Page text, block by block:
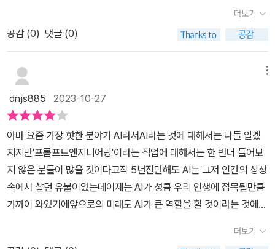
확실히 근본적으로 이해할 수 있는 책이라는 것을 알 수 있다. 프롬프
트 엔지니어링 개론? 교과서 그런 느낌도 든다. 어찌 됐든 '프롬프트
인공지능의 한계와 가능성에 대해 이야기하게 되었고, 새로운 산업이
인공지능을 중심으로 형성되었다.모든 것을 알고 있을 것만 같았던
인공지능이 마치 사실인것처럼 잘못된 대답해주는 사례들이 발견되
기 시작했고 미디어를 통해 때로는 자극적으로, 때로는 위협적으로
델(LLM) 인공지능에 대한 오해와이른바 챗GPT가 더 좋은 대답을
도출해내기 위한 개념으로서의 '프롬프트 엔지니어링'이라는 개념에
대해 이야기 하고 있다.책을 읽는 독자들은 인공지능에 대한 관심이
저마다 다양할 텐데배경지식이나 관심이 상대적으로 적은 독자들도
이해하기 쉽도록복잡한 설명이나 수학과 관련된 설명이 없이 전개되
고 있다.저자는 거대 언어 모델 탄생 목적 자체가 인간에게 지식을 전
달하는 것이 아니라인간이 언어를 사용하는 방식 자체에 대해 이해하
고 학습하는 것이기 때문에할루시네이션, 잘못된 대답을 내놓는 것이
특별한 일이 아니라는 점에 대해 환기시키며 내용을 이어나간다.즉
더보기
공감 (0) 댓글 (0)
dnjs885 2023-10-27
아마 요즘 가장 핫한 분야가 AI라서AI라는 것에 대해서는 다들 알겠
지지만'프롬프트엔지니어링'이라는 직업에 대해서는 한 번더 들어보
지 않은 분들이 많을 것이다고작 5년전만해도 AI는 그저 인간의 상상
속에서 살던 유물이였는데이제는 AI가 성큼 우리 인생에 접목될만큼
가까이 와있기에앞으로의 미래도 AI가 큰 역할을 할 것이라는 것에
형'AI가 인기인데우리가 어떤 질문을 하면 이 AI가 답변해주는 걸 뜻
더보기